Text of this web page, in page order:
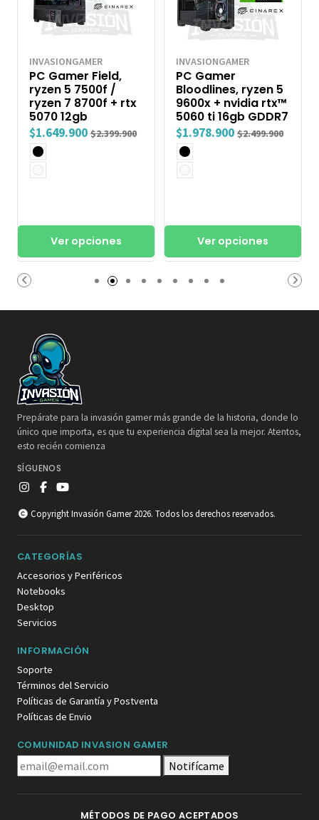
INVASIONGAMER
PC Gamer Field,
ryzen 5 7500f /
ryzen 7 8700f + rtx
5070 12gb
$1.649.900 $2.399.900
Ver opciones
INVASIONGAMER
PC Gamer
Bloodlines, ryzen 5
9600x + nvidia rtx™
5060 ti 16gb GDDR7
$1.978.900 $2.499.900
Ver opciones
Prepárate para la invasión gamer más grande de la historia, donde lo
único que importa, es que tu experiencia digital sea la mejor. Atentos,
esto recién comienza
SÍGUENOS
Copyright Invasión Gamer 2026. Todos los derechos reservados.
CATEGORÍAS
Accesorios y Periféricos
Notebooks
Desktop
Servicios
INFORMACIÓN
Soporte
Términos del Servicio
Políticas de Garantía y Postventa
Políticas de Envio
COMUNIDAD INVASION GAMER
Notifícame
MÉTODOS DE PAGO ACEPTADOS